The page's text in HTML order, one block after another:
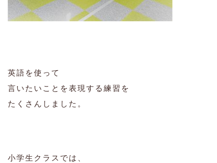
英語を使って
言いたいことを表現する練習を
たくさんしました。
小学生クラスでは、